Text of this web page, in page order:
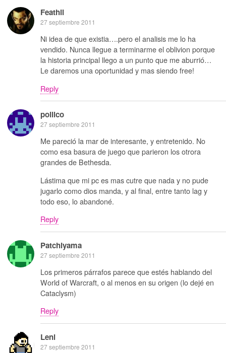
Feathil
27 septiembre 2011
Ni idea de que existia….pero el analisis me lo ha
vendido. Nunca llegue a terminarme el oblivion porque
la historia principal llego a un punto que me aburrió…
Le daremos una oportunidad y mas siendo free!
Reply
pollico
27 septiembre 2011
Me pareció la mar de interesante, y entretenido. No
como esa basura de juego que parieron los otrora
grandes de Bethesda.
Lástima que mi pc es mas cutre que nada y no pude
jugarlo como dios manda, y al final, entre tanto lag y
todo eso, lo abandoné.
Reply
Patchiyama
27 septiembre 2011
Los primeros párrafos parece que estés hablando del
World of Warcraft, o al menos en su origen (lo dejé en
Cataclysm)
Reply
Leni
27 septiembre 2011